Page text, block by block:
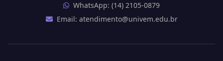
WhatsApp: (14) 2105-0879
Email: atendimento@univem.edu.br